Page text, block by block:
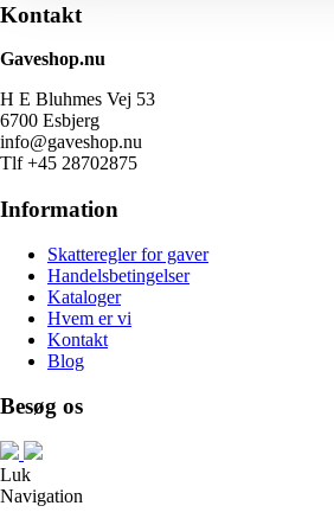
Kontakt
Gaveshop.nu
H E Bluhmes Vej 53
6700 Esbjerg
info@gaveshop.nu
Tlf +45 28702875
Information
Skatteregler for gaver
Handelsbetingelser
Kataloger
Hvem er vi
Kontakt
Blog
Besøg os
Luk
Navigation